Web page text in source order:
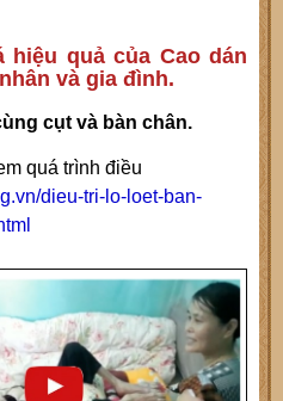
hiệu quả của Cao dán
và gia đình.
cụt và bàn chân.
quá trình điều
dieu-tri-lo-loet-ban-